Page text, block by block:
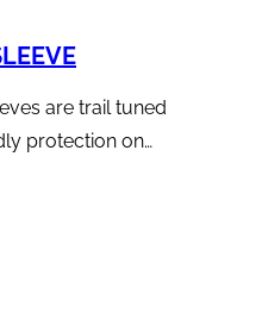
are trail tuned
protection on…